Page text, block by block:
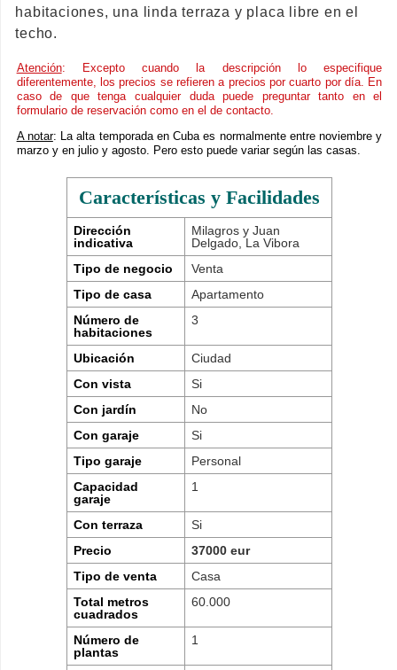
habitaciones, una linda terraza y placa libre en el
techo.
Atención: Excepto cuando la descripción lo especifique
diferentemente, los precios se refieren a precios por cuarto por día. En
caso de que tenga cualquier duda puede preguntar tanto en el
formulario de reservación como en el de contacto.
A notar: La alta temporada en Cuba es normalmente entre noviembre y
marzo y en julio y agosto. Pero esto puede variar según las casas.
Características y Facilidades
Dirección
indicativa
Milagros y Juan
Delgado, La Vibora
Tipo de negocio
Venta
Tipo de casa
Apartamento
Número de
habitaciones
3
Ubicación
Ciudad
Con vista
Si
Con jardín
No
Con garaje
Si
Tipo garaje
Personal
Capacidad
garaje
1
Con terraza
Si
Precio
37000 eur
Tipo de venta
Casa
Total metros
cuadrados
60.000
Número de
plantas
1